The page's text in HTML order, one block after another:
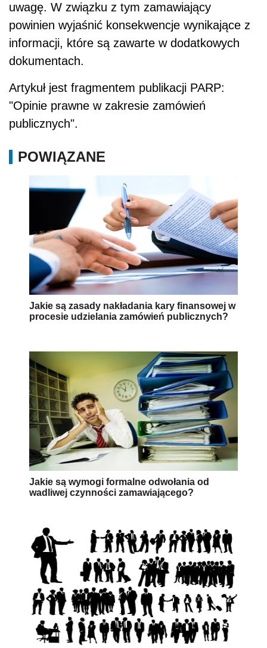
uwagę. W związku z tym zamawiający
powinien wyjaśnić konsekwencje wynikające z
informacji, które są zawarte w dodatkowych
dokumentach.
Artykuł jest fragmentem publikacji PARP:
"Opinie prawne w zakresie zamówień
publicznych".
POWIĄZANE
Jakie są zasady nakładania kary finansowej w
procesie udzielania zamówień publicznych?
Jakie są wymogi formalne odwołania od
wadliwej czynności zamawiającego?